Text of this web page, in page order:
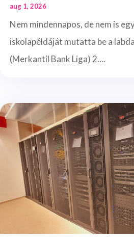
aug 1, 2026
Nem mindennapos, de nem is
iskolapéldáját mutatta be a
(Merkantil Bank Liga) 2....